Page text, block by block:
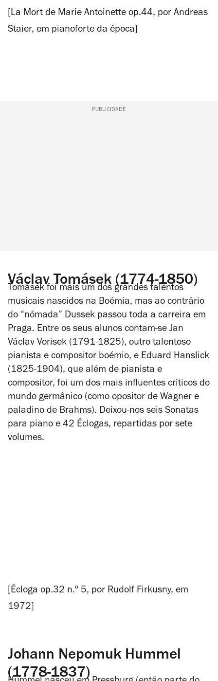
La Mort de Marie Antoinette op.44, por Andreas
Staier, em pianoforte da época]
PUBLICIDADE
Václav Tomásek (1774-1850)
Tomásek foi mais um dos grandes talentos
musicais nascidos na Boémia, mas ao contrário
do “nómada” Dussek passou toda a carreira em
Praga. Entre os seus alunos contam-se Jan
Václav Vorisek (1791-1825), outro talentoso
pianista e compositor boémio, e Eduard Hanslick
(1825-1904), que além de pianista e
compositor, foi um dos mais influentes críticos do
mundo germânico (como opositor de Wagner e
paladino de Brahms). Deixou-nos seis Sonatas
para piano e 42 Éclogas, repartidas por sete
volumes.
Écloga op.32 n.º 5, por Rudolf Firkusny, em
1972]
Johann Nepomuk Hummel
(1778-1837)